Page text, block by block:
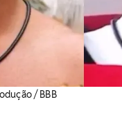
/ BBB